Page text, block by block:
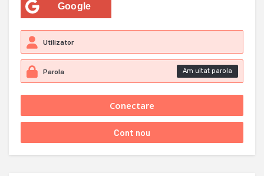
Google
Am uitat parola